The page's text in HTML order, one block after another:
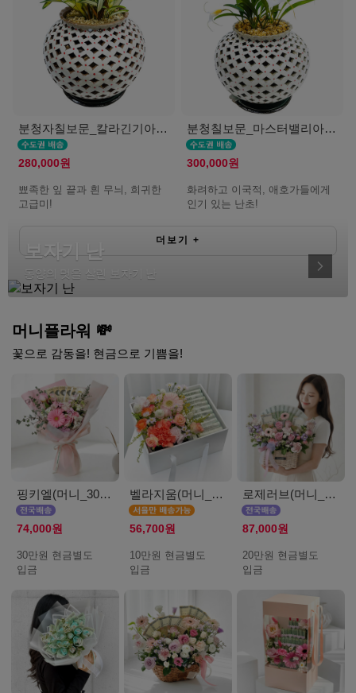
분청자칠보문_칼라긴기아난(서울K)
280,000원
뾰족한 잎 끝과 흰 무늬, 희귀한
고급미!
분청칠보문_마스터밸리아(서울K)
300,000원
화려하고 이국적, 애호가들에게
인기 있는 난초!
더보기 +
보자기 난
동양의 멋을 살린 보자기 난
머니플라워 💸
꽃으로 감동을! 현금으로 기쁨을!
핑키엘(머니_30만원)
74,000원
30만원 현금별도
입금
벨라지움(머니_서울_10만원)
56,700원
10만원 현금별도
입금
로제러브(머니_20만원)
87,000원
20만원 현금별도
입금